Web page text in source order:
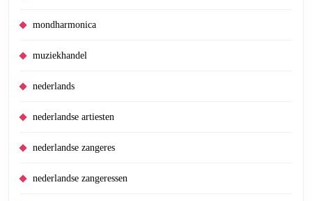
mondharmonica
muziekhandel
nederlands
nederlandse artiesten
nederlandse zangeres
nederlandse zangeressen